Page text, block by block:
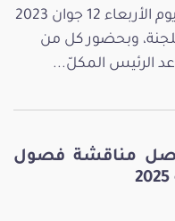
عقدت لجنة التشريع العام جلسة يوم الأربعاء 12 جوان 2023
وبحضور كل من
الرئيس المكلّ...
تواصل مناقشة فصول